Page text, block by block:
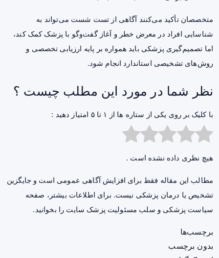
متخصصان تأکید می‌کنند آگاهی از تست شست می‌تواند به
شناسایی افراد در معرض خطر و آغاز گفت‌وگو با پزشک کمک کند،
اما تصمیم‌گیری پزشکی باید همواره بر پایه ارزیابی تخصصی و
روش‌های تشخیصی استاندارد انجام شود.
نظر شما در مورد این مطلب چیست ؟
با کلیک بر روی یکی از ستاره ها از ۱ تا ۵ امتیاز دهید :
هیچ نظری داده نشده است .
مطالب این مقاله فقط برای افزایش آگاهی عمومی است و جایگزین
تشخیص یا درمان پزشکی نیست. برای اطلاعات بیشتر، صفحه
سیاست پزشکی و سلب مسئولیت پزشک سایت را بخوانید.
برچسب‌ها
بدون برچسب